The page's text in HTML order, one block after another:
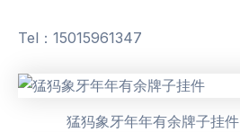
Tel：15015961347
猛犸象牙年年有余牌子挂件